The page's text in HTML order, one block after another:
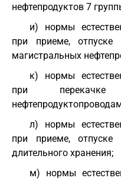
нефтепродуктов 7
и) нормы
при приеме, отпуске
магистральных
к) нормы
при
л) нормы
при приеме,
длительного хранения;
м) нормы